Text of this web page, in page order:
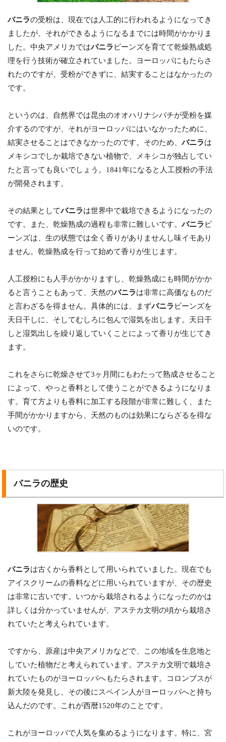
バニラの受粉は、現在では人工的に行われるようになってき
ましたが、それができるようになるまでには時間がかかりま
した。中央アメリカではバニラ ビーンズを育てて乾燥熟成処
理を行う技術が確立されていました。ヨーロッパにもたらさ
れたのですが、受粉ができずに、結実することはなかったの
です。
というのは、自然界では昆虫のオオハリナシバチが受粉を媒
介するのですが、それがヨーロッパにはいなかったために、
結実させることはできなかったのです。そのため、バニラは
メキシコでしか栽培できない植物で、メキシコが独占してい
たと言っても良いでしょう。1841年になると人工授粉の手法
が開発されます。
その結果としてバニラは世界中で栽培できるようになったの
です。また、乾燥熟成の過程も非常に難しいです。バニラ ビ
ーンズは、生の状態では全く香りがありませんし味イモあり
ません。乾燥熟成を行って始めて香りが生じます。
人工授粉にも人手がかかりますし、乾燥熟成にも時間がかか
ると言うこともあって、天然のバニラは非常に高価なものだ
と言わざるを得ません。具体的には、まずバニラ ビーンズを
天日干しに、そしてむしろに包んで湿気を出します。天日干
しと湿気出しを繰り返していくことによって香りが生じてき
ます。
これをさらに乾燥させて3ヶ月間にもわたって熟成させること
によって、やっと香料として使うことができるようになりま
す。育て方よりも香料に加工する段階が非常に難しく、また
手間がかかりますから、天然のものは効果にならざるを得な
いのです。
バニラの歴史
バニラは古くから香料として用いられていました。現在でも
アイスクリームの香料などに用いられていますが、その歴史
は非常に古いです。いつから栽培されるようになったのかは
詳しくは分かっていませんが、アステカ文明の頃から栽培さ
れていたと考えられています。
ですから、原産は中央アメリカなどで、この地域を生息地と
していた植物だと考えられています。アステカ文明で栽培さ
れていたものがヨーロッパへもたらされます。コロンブスが
新大陸を発見し、その後にスペイン人がヨーロッパへと持ち
込んだのです。これが西暦1520年のことです。
これがヨーロッパで人気を集めるようになります。特に、宮